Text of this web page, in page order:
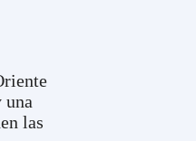
una
las